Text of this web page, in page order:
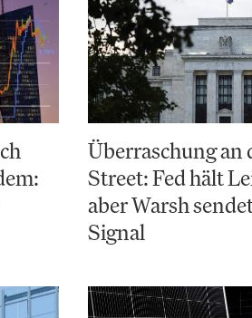
Überraschung an
Street: Fed hält
aber Warsh
Signal